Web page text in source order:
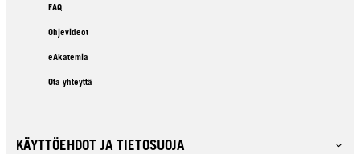
FAQ
Ohjevideot
eAkatemia
Ota yhteyttä
KÄYTTÖEHDOT JA TIETOSUOJA